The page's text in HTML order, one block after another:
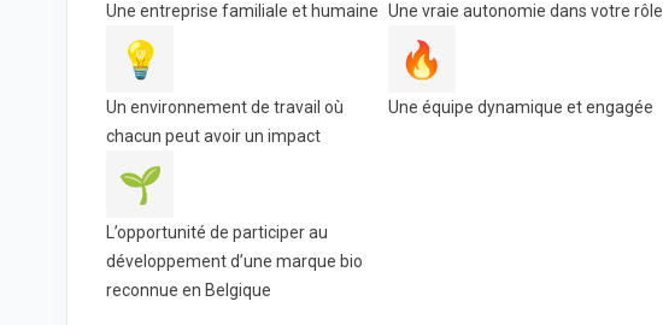
Une entreprise familiale et humaine Une vraie autonomie dans votre rôle
💡
Un environnement de travail où
chacun peut avoir un impact
🔥
Une équipe dynamique et engagée
🌱
L’opportunité de participer au
développement d’une marque bio
reconnue en Belgique